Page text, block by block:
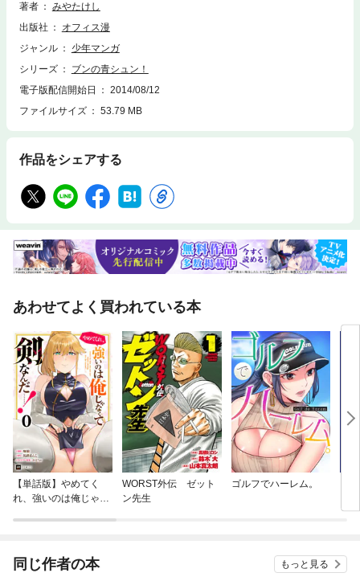
ックにタジタジの毎日。そんな様子をずっと見ていたひろ子…。ブンとひ
ろ子の仲がギクシャクしてきた頃、ひろ子の前に１人の男の子が急接近。
決心を固めたブンが選んだ進むべき道とは！？ ブンの野球にかける青春
と成長を描いた熱血野球コミック、ついに感動の最終章（全６巻）！
著者
みやたけし
出版社
オフィス漫
ジャンル
少年マンガ
シリーズ
ブンの青シュン！
電子版配信開始日
2014/08/12
ファイルサイズ
53.79 MB
作品をシェアする
あわせてよく買われている本
【単話版】やめてく
れ、強いのは俺じゃな
WORST外伝 ゼット
ン先生
ゴルフでハーレム。
同じ作者の本 もっと見る